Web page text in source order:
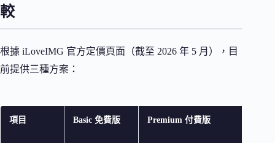
較
根據 iLoveIMG 官方定價頁面（截至 2026 年 5 月），目
前提供三種方案：
項目 Basic 免費版 Premium 付費版